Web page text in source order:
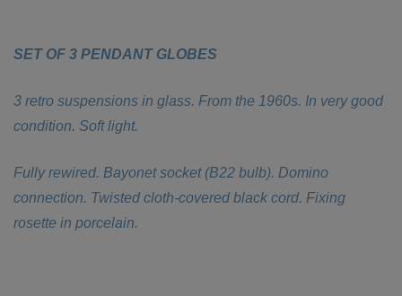
SET OF 3 PENDANT GLOBES
3 retro suspensions in glass. From the 1960s. In very good
condition. Soft light.
Fully rewired. Bayonet socket (B22 bulb). Domino
connection. Twisted cloth-covered black cord. Fixing
rosette in porcelain.